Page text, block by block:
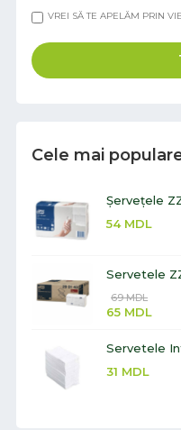
VREI SĂ TE APELĂM PRIN
Cele mai
Șervețele
54 MDL
Servetele
69MDL
65 MDL
Servetele
31 MDL